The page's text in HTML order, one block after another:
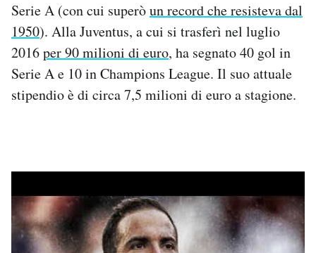
Serie A (con cui superòun record che resisteva dal
1950). Alla Juventus, a cui si trasferì nel luglio
2016per 90 milioni di euro, ha segnato 40 gol in
Serie A e 10 in Champions League. Il suo attuale
stipendio è di circa 7,5 milioni di euro a stagione.